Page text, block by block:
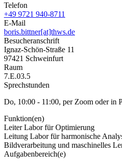
Telefon
+49 9721 940-8711
E-Mail
boris.bittner[at]thws.de
Besucheranschrift
Ignaz-Schön-Straße 11
97421 Schweinfurt
Raum
7.E.03.5
Sprechstunden
Do, 10:00 - 11:00, per Zoom oder in
Funktion(en)
Leiter Labor für Optimierung
Leitung Labor für harmonische
Bildverarbeitung und maschinelles
Aufgabenbereich(e)